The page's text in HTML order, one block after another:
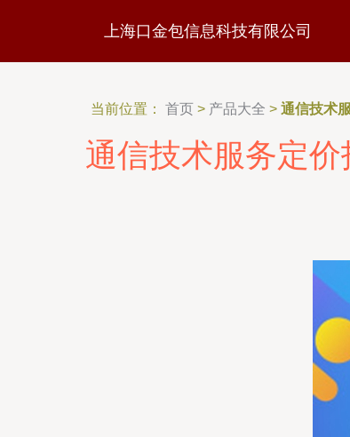
上海口金包信息科技有限公司
当前位置： 首页 > 产品大全 > 通信技术
通信技术服务定